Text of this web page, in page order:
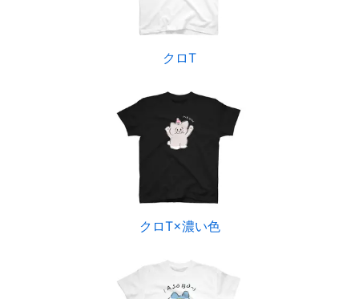
クロT
クロT×濃い色